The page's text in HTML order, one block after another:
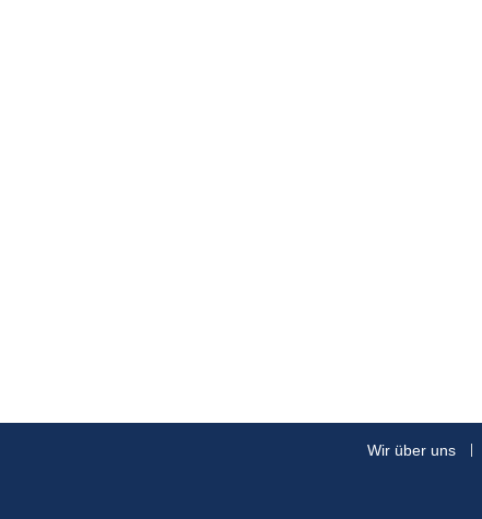
Wir über uns